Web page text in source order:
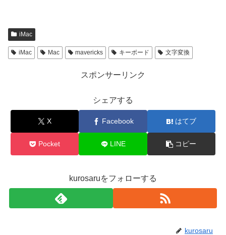
iMac
iMac Mac mavericks キーボード 文字変換
スポンサーリンク
シェアする
X Facebook はてブ
Pocket LINE コピー
kurosaruをフォローする
kurosaru